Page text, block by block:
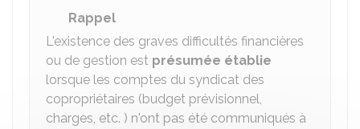
Rappel
L'existence des graves difficultés financières
ou de gestion est présumée établie
lorsque les comptes du syndicat des
copropriétaires (budget prévisionnel,
charges, etc. ) n'ont pas été communiqués à